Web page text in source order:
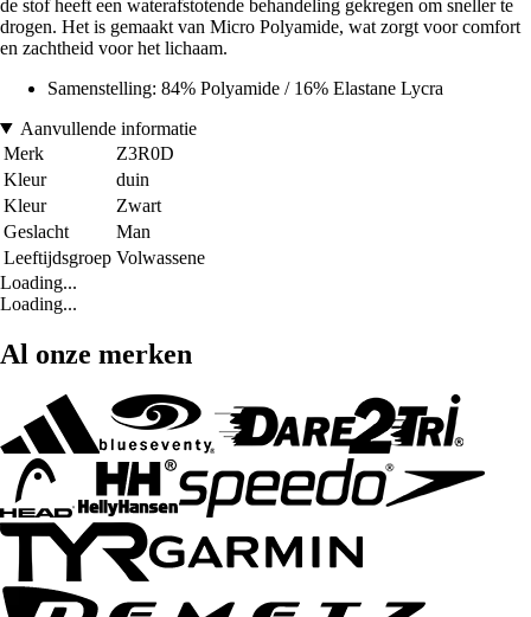
de stof heeft een waterafstotende behandeling gekregen om sneller te
drogen. Het is gemaakt van Micro Polyamide, wat zorgt voor comfort
en zachtheid voor het lichaam.
Samenstelling: 84% Polyamide / 16% Elastane Lycra
Aanvullende informatie
Merk
Z3R0D
Kleur
duin
Kleur
Zwart
Geslacht
Man
Leeftijdsgroep Volwassene
Loading...
Loading...
Al onze merken